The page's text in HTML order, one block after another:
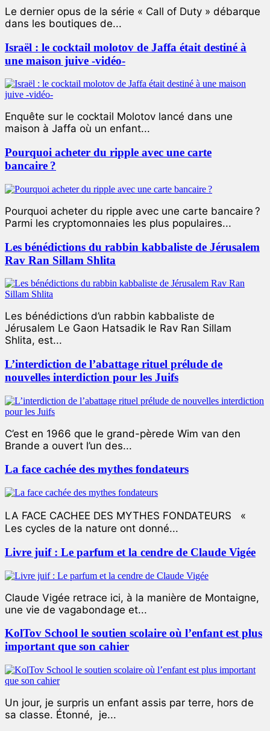
Le dernier opus de la série « Call of Duty » débarque
dans les boutiques de...
Israël : le cocktail molotov de Jaffa était destiné à
une maison juive -vidéo-
Enquête sur le cocktail Molotov lancé dans une
maison à Jaffa où un enfant...
Pourquoi acheter du ripple avec une carte
bancaire ?
Pourquoi acheter du ripple avec une carte bancaire ?
Parmi les cryptomonnaies les plus populaires...
Les bénédictions du rabbin kabbaliste de Jérusalem
Rav Ran Sillam Shlita
Les bénédictions d’un rabbin kabbaliste de
Jérusalem Le Gaon Hatsadik le Rav Ran Sillam
Shlita, est...
L’interdiction de l’abattage rituel prélude de
nouvelles interdiction pour les Juifs
C’est en 1966 que le grand-pèrede Wim van den
Brande a ouvert l’un des...
La face cachée des mythes fondateurs
LA FACE CACHEE DES MYTHES FONDATEURS «
Les cycles de la nature ont donné...
Livre juif : Le parfum et la cendre de Claude Vigée
Claude Vigée retrace ici, à la manière de Montaigne,
une vie de vagabondage et...
KolTov School le soutien scolaire où l’enfant est plus
important que son cahier
Un jour, je surpris un enfant assis par terre, hors de
sa classe. Étonné, je...